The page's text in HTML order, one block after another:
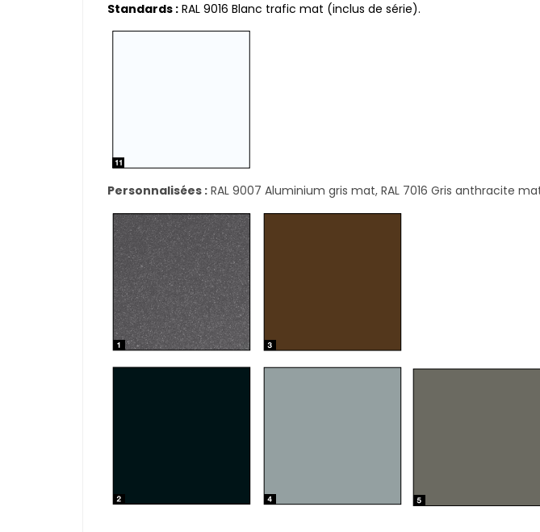
Standards : RAL 9016 Blanc trafic mat (inclus de série).
Personnalisées : RAL 9007 Aluminium gris mat, RAL 7016 Gris anthracite